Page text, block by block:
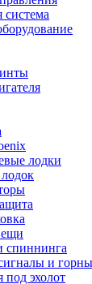
система
лодки
спиннинга
и горны
под эхолот